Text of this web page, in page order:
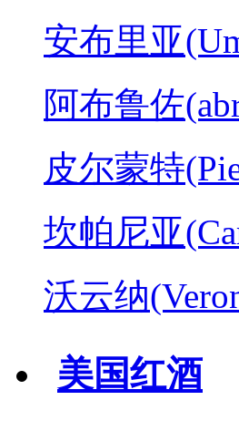
安布里亚
阿布鲁佐
皮尔蒙特
坎帕尼亚
沃云纳
美国红酒